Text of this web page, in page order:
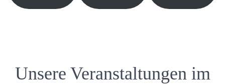
Unsere Veranstaltungen im